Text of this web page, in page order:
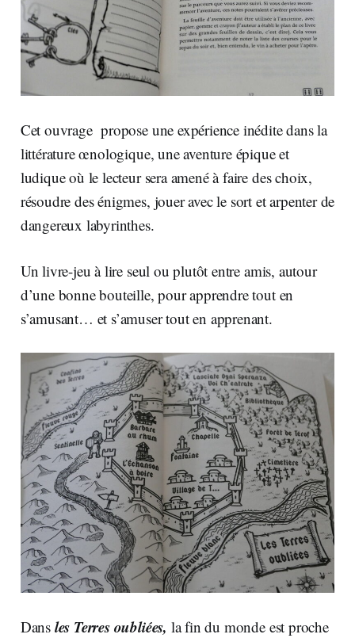
Cet ouvrage propose une expérience inédite dans la
littérature œnologique, une aventure épique et
ludique où le lecteur sera amené à faire des choix,
résoudre des énigmes, jouer avec le sort et arpenter de
dangereux labyrinthes.
Un livre-jeu à lire seul ou plutôt entre amis, autour
d’une bonne bouteille, pour apprendre tout en
s’amusant… et s’amuser tout en apprenant.
Dans les Terres oubliées, la fin du monde est proche